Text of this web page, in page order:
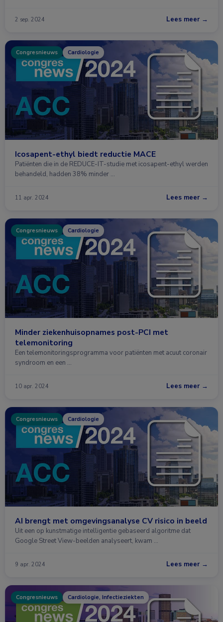
2 sep. 2024 Lees meer →
Congresnieuws Cardiologie
Icosapent-ethyl biedt reductie MACE
Patiënten die in de REDUCE-IT-studie met icosapent-ethyl werden
behandeld, hadden 38% minder …
11 apr. 2024 Lees meer →
Congresnieuws Cardiologie
Minder ziekenhuisopnames post-PCI met
telemonitoring
Een telemonitoringsprogramma voor patiënten met acuut coronair
syndroom en een …
10 apr. 2024 Lees meer →
Congresnieuws Cardiologie
AI brengt met omgevingsanalyse CV risico in beeld
Uit een op kunstmatige intelligentie gebaseerd algoritme dat
Google Street View-beelden analyseert, kwam …
9 apr. 2024 Lees meer →
Congresnieuws Cardiologie, Infectieziekten